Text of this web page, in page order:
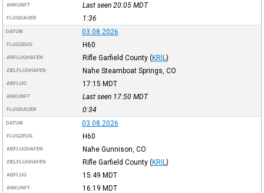
ANKUNFT Last seen 20:05 MDT
FLUGDAUER 1:36
DATUM 03.08.2026
FLUGZEUG H60
ABFLUGHAFEN Rifle Garfield County (KRIL )
ZIELFLUGHAFEN Nahe Steamboat Springs, CO
ABFLUG 17:15 MDT
ANKUNFT Last seen 17:50 MDT
FLUGDAUER 0:34
DATUM 03.08.2026
FLUGZEUG H60
ABFLUGHAFEN Nahe Gunnison, CO
ZIELFLUGHAFEN Rifle Garfield County (KRIL )
ABFLUG 15:49 MDT
ANKUNFT 16:19 MDT